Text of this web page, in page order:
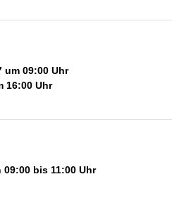
um 09:00 Uhr
16:00 Uhr
bis 11:00 Uhr